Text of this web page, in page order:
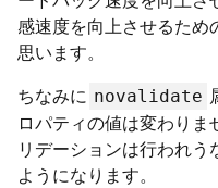
感速度を向上させるため
思います。
ちなみに novalidate
ロパティの値は変わり
リデーションは行われ
ようになります。